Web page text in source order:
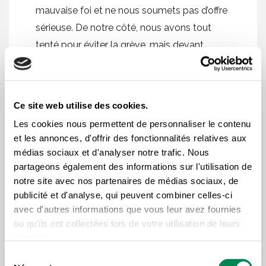
Ce site web utilise des cookies.
Les cookies nous permettent de personnaliser le contenu
et les annonces, d'offrir des fonctionnalités relatives aux
médias sociaux et d'analyser notre trafic. Nous
partageons également des informations sur l'utilisation de
notre site avec nos partenaires de médias sociaux, de
publicité et d'analyse, qui peuvent combiner celles-ci
avec d'autres informations que vous leur avez fournies
ou qu'ils ont collectées lors de votre utilisation de leurs
mauvaise foi et ne nous soumets pas d’offre
sérieuse. De notre côté, nous avons tout
tenté pour éviter la grève, mais devant
l’entêtement de l’employeur nous n’avons
pas le choix d’aller dans une action de
Le syndicat souhaite retourner dès maintenant à la
table de négociation à condition que l’employeur
accepte de discuter sur les bases normales dans les
rapports collectifs.